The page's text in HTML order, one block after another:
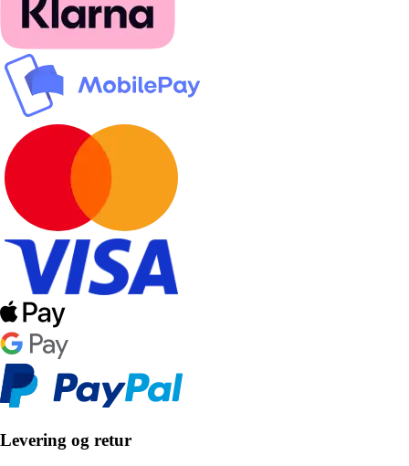
Levering og retur